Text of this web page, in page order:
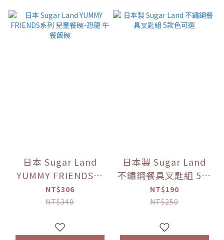
日本 Sugar Land
YUMMY FRIENDS系
飯碗
NT$306
NT$340
日本製 Sugar Land
不鏽鋼餐具叉匙組 5款
色可選
NT$190
NT$250